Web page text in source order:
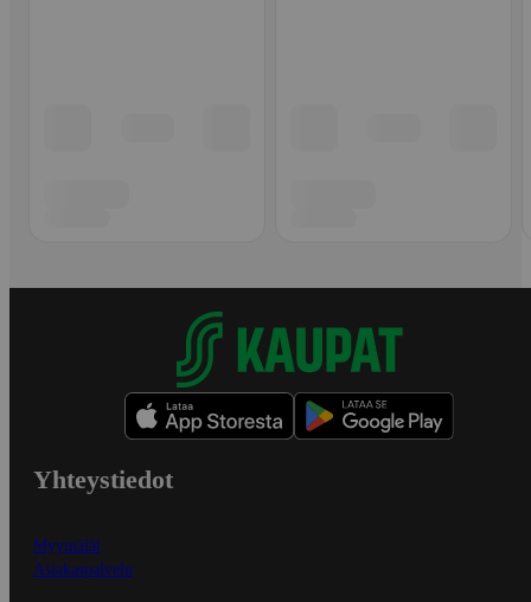
Yhteystiedot
Myymälät
Asiakaspalvelu